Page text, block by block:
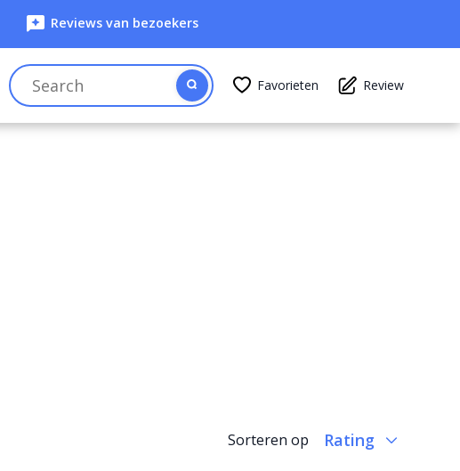
Reviews van bezoekers
Favorieten Review
Sorteren op